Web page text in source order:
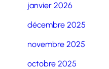
janvier 2026
décembre 2025
novembre 2025
octobre 2025